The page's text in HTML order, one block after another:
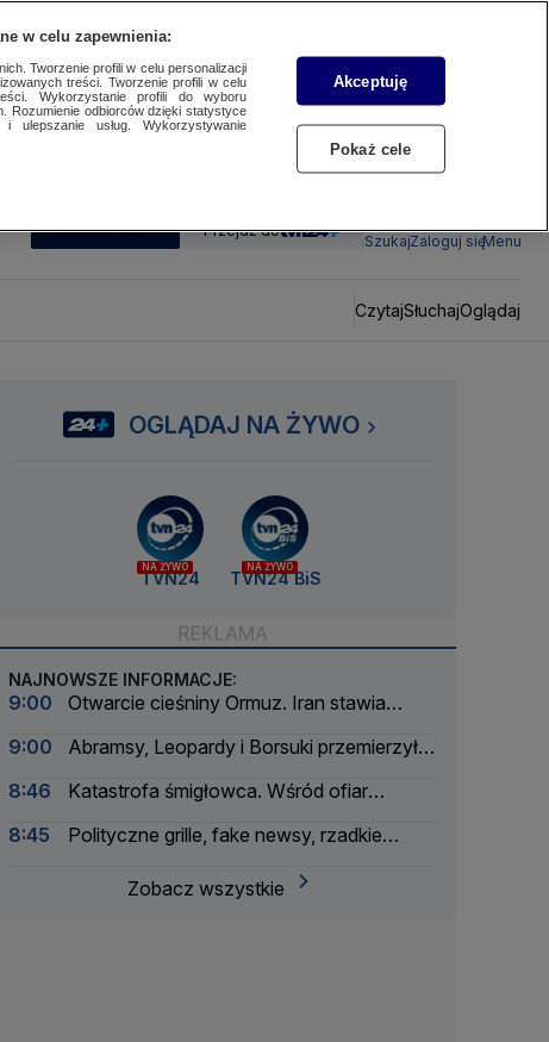
SUBSKRYBUJ Przejdź do
SzukajZaloguj sięMenu
CzytajSłuchajOglądaj
OGLĄDAJ NA ŻYWO
NA ŻYWO
TVN24
NA ŻYWO
TVN24 BiS
NAJNOWSZE INFORMACJE:
9:00
Otwarcie cieśniny Ormuz. Iran stawia
9:00
Abramsy, Leopardy i Borsuki przemierzyły
8:46
Katastrofa śmigłowca. Wśród ofiar
8:45
Polityczne grille, fake newsy, rzadkie
Zobacz wszystkie
w celu zapewnienia:
Tworzenie profili w celu personalizacji
treści. Tworzenie profili w celu
Wykorzystanie profili do wyboru
Rozumienie odbiorców dzięki statystyce
usług. Wykorzystywanie
Akceptuję
Pokaż cele